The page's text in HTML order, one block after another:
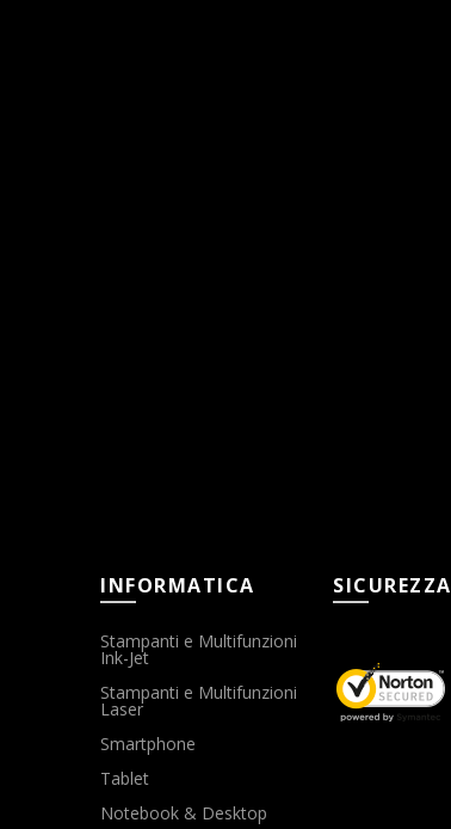
INFORMATICA
Stampanti e Multifunzioni
Ink-Jet
Stampanti e Multifunzioni
Laser
Smartphone
Tablet
Notebook & Desktop
SICUREZZA